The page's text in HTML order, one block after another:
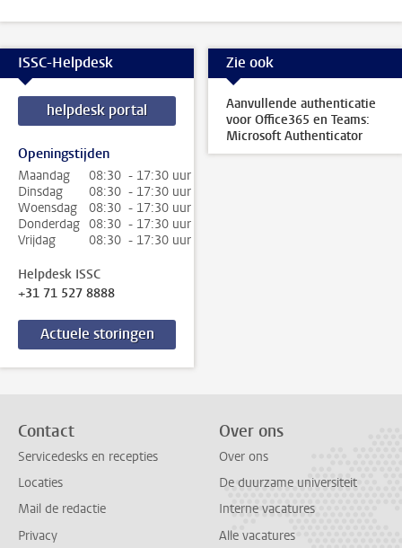
ISSC-Helpdesk
helpdesk portal
Openingstijden
Maandag
08:30 - 17:30 uur
Dinsdag
08:30 - 17:30 uur
Woensdag
08:30 - 17:30 uur
Donderdag 08:30 - 17:30 uur
Vrijdag
08:30 - 17:30 uur
Helpdesk ISSC
+31 71 527 8888
Actuele storingen
Zie ook
Aanvullende authenticatie
voor Office365 en Teams:
Microsoft Authenticator
Contact
Servicedesks en recepties
Locaties
Mail de redactie
Privacy
Over ons
Over ons
De duurzame universiteit
Interne vacatures
Alle vacatures